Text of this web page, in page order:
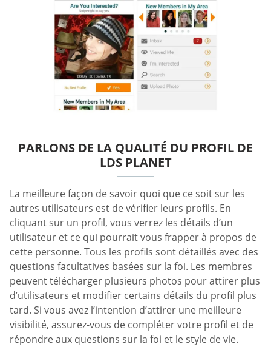
PARLONS DE LA QUALITÉ DU PROFIL DE
LDS PLANET
La meilleure façon de savoir quoi que ce soit sur les
autres utilisateurs est de vérifier leurs profils. En
cliquant sur un profil, vous verrez les détails d’un
utilisateur et ce qui pourrait vous frapper à propos de
cette personne. Tous les profils sont détaillés avec des
questions facultatives basées sur la foi. Les membres
peuvent télécharger plusieurs photos pour attirer plus
d’utilisateurs et modifier certains détails du profil plus
tard. Si vous avez l’intention d’attirer une meilleure
visibilité, assurez-vous de compléter votre profil et de
répondre aux questions sur la foi et le style de vie.